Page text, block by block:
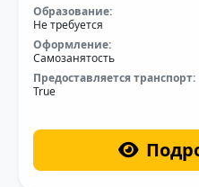
Образование:
Не требуется
Оформление:
Самозанятость
Предоставляется транспорт:
True